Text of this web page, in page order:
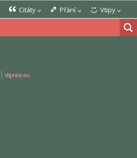
Citáty Přání Vtipy
Vtipnice.eu